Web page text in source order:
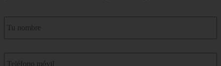
nombre *
Teléfono
móvil
*